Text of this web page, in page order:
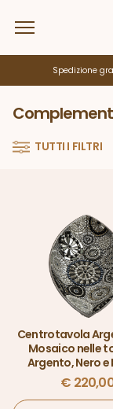
Spedizione
TUTTI I FILTRI
Centrotavola
Mosaico nelle
Argento, Nero e
€